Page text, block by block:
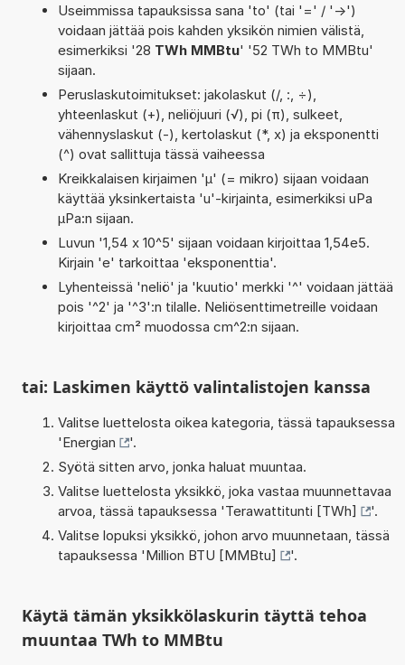
Useimmissa tapauksissa sana 'to' (tai '=' / '->')
voidaan jättää pois kahden yksikön nimien välistä,
esimerkiksi '28 TWh MMBtu' '52 TWh to MMBtu'
sijaan.
Peruslaskutoimitukset: jakolaskut (/, :, ÷),
yhteenlaskut (+), neliöjuuri (√), pi (π), sulkeet,
vähennyslaskut (-), kertolaskut (*, x) ja eksponentti
(^) ovat sallittuja tässä vaiheessa
Kreikkalaisen kirjaimen 'µ' (= mikro) sijaan voidaan
käyttää yksinkertaista 'u'-kirjainta, esimerkiksi uPa
µPa:n sijaan.
Luvun '1,54 x 10^5' sijaan voidaan kirjoittaa 1,54e5.
Kirjain 'e' tarkoittaa 'eksponenttia'.
Lyhenteissä 'neliö' ja 'kuutio' merkki '^' voidaan jättää
pois '^2' ja '^3':n tilalle. Neliösenttimetreille voidaan
kirjoittaa cm² muodossa cm^2:n sijaan.
tai: Laskimen käyttö valintalistojen kanssa
Valitse luettelosta oikea kategoria, tässä tapauksessa
'Energian
'.
Syötä sitten arvo, jonka haluat muuntaa.
Valitse luettelosta yksikkö, joka vastaa muunnettavaa
arvoa, tässä tapauksessa 'Terawattitunti [TWh]
'.
Valitse lopuksi yksikkö, johon arvo muunnetaan, tässä
tapauksessa 'Million BTU [MMBtu] '.
Käytä tämän yksikkölaskurin täyttä tehoa
muuntaa TWh to MMBtu